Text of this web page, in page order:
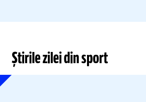
Știrile zilei din sport